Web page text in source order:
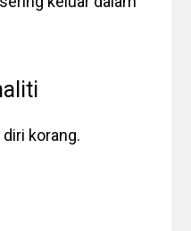
korang.